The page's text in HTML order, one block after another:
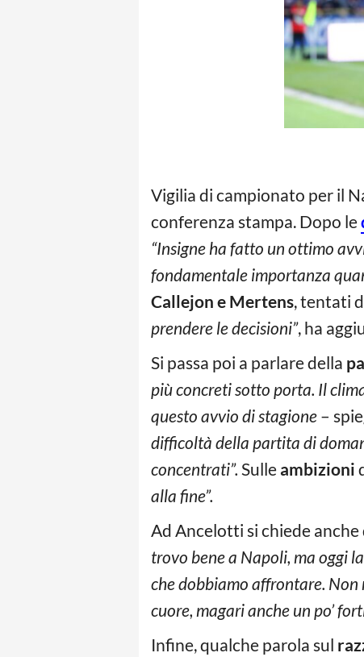
Vigilia di campionato per il
conferenza stampa. Dopo le
“Insigne ha fatto un ottimo
fondamentale importanza
Callejon e Mertens, tentati
prendere le decisioni”, ha
Si passa poi a parlare della
più concreti sotto porta. Il
questo avvio di stagione –
difficoltà della partita di
concentrati”. Sulle ambizioni
alla fine”.
Ad Ancelotti si chiede anche
trovo bene a Napoli, ma oggi
che dobbiamo affrontare. Non
cuore, magari anche un po’
Infine, qualche parola sul